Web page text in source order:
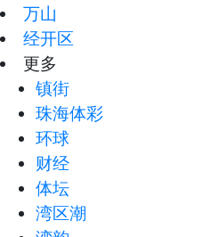
万山
经开区
更多
镇街
珠海体彩
环球
财经
体坛
湾区潮